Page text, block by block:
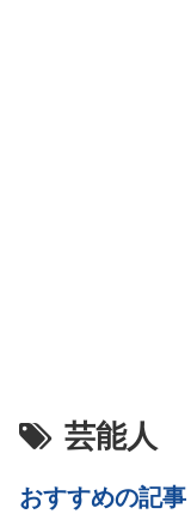
芸能人
おすすめの記事